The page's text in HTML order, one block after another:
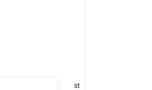
st